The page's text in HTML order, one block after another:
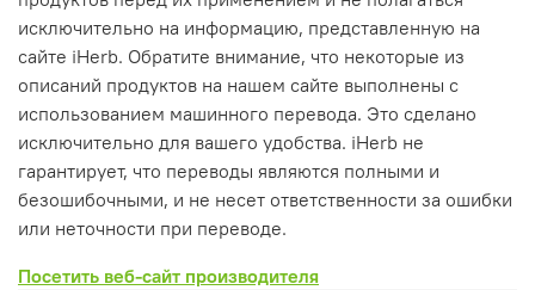
исключительно на информацию, представленную на
сайте iHerb. Обратите внимание, что некоторые из
описаний продуктов на нашем сайте выполнены с
использованием машинного перевода. Это сделано
исключительно для вашего удобства. iHerb не
гарантирует, что переводы являются полными и
безошибочными, и не несет ответственности за ошибки
или неточности при переводе.
Посетить веб-сайт производителя